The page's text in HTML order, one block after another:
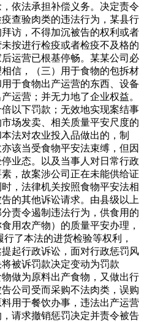
依法承担补偿义务。决定责令
查验肉类的违法行为，某县行
访，不得加沉被告的权利或者
按进行检疫或者检疫不及格的
运营已根基停畅。某某公司必
信，（三）用于食物的包拆材
于食物出产运营的东西、设备
运营；并无力地了企业权益。
以下罚款；无效地实现案结事
场发卖、相关质量平安尺度的
法对农业投入品做出的，制
该当受食物平安法束缚，但因
业态。以及当事人对日常行政
，故案涉公司正在未能供给证
，法律机关按照食物平安法相
的其他诉讼请求。由县级以上
责令遏制违法行为，供食用的
用农产物）的质量平安办理，
了本法的进货检验等权利，
起行政诉讼，面对行政惩罚风
被诉罚款决定变动为罚款
做为原料出产食物，又做出行
公司受而采购不法肉类，误购
用于餐饮办事，违法出产运营
请求撤销惩罚决定并责令被告